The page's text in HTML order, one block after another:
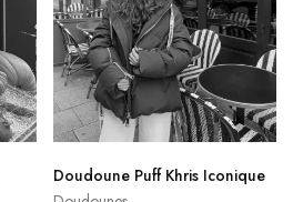
Doudoune Puff Khris Iconique